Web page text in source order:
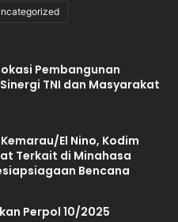
Pembangunan
TNI dan Masyarakat
El Nino, Kodim
Terkait di Minahasa
Bencana
Perpol 10/2025